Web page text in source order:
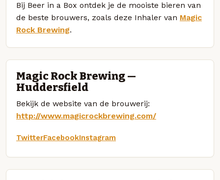
Bij Beer in a Box ontdek je de mooiste bieren van
de beste brouwers, zoals deze Inhaler van Magic
Rock Brewing.
Magic Rock Brewing —
Huddersfield
Bekijk de website van de brouwerij:
http://www.magicrockbrewing.com/
TwitterFacebookInstagram